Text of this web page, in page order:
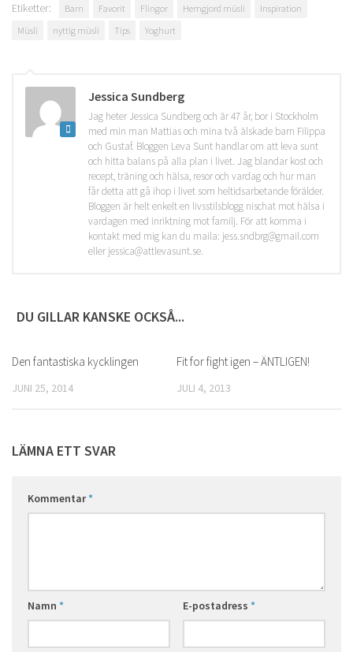
Etiketter: Barn Favorit Flingor Hemgjord müsli
Inspiration
Müsli
nyttig müsli Tips Yoghurt
Jessica Sundberg
Jag heter Jessica Sundberg och är 47 år, bor i Stockholm
med min man Mattias och mina två älskade barn Filippa
och Gustaf. Bloggen Leva Sunt handlar om att leva sunt
och hitta balans på alla plan i livet. Jag blandar kost och
recept, träning och hälsa, resor och vardag och hur man
får detta att gå ihop i livet som heltidsarbetande förälder.
Bloggen är helt enkelt en livsstilsblogg nischat mot hälsa i
vardagen med inriktning mot familj. För att komma i
kontakt med mig kan du maila: jess.sndbrg@gmail.com
eller jessica@attlevasunt.se.
DU GILLAR KANSKE OCKSÅ...
Den fantastiska kycklingen
JUNI 25, 2014
Fit for fight igen – ÄNTLIGEN!
JULI 4, 2013
LÄMNA ETT SVAR
Kommentar*
Namn * E-postadress *